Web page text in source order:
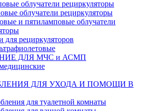
облучатели рециркуляторы
облучатели рециркуляторы
и пятиламповые облучатели
для рециркуляторов
ДЛЯ МЧС и АСМП
ДЛЯ УХОДА И ПОМОЩИ В
для туалетной комнаты